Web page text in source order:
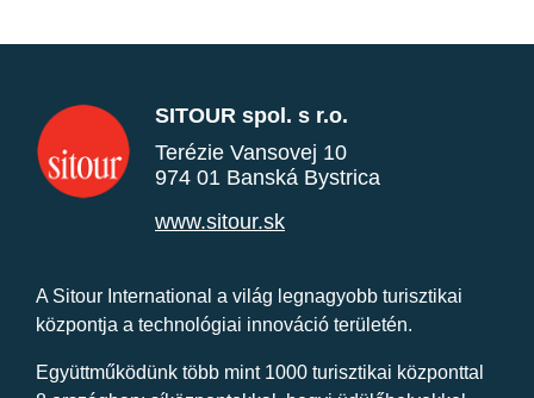
SITOUR spol. s r.o.
Terézie Vansovej 10
974 01 Banská Bystrica
www.sitour.sk
A Sitour International a világ legnagyobb turisztikai
központja a technológiai innováció területén.
Együttműködünk több mint 1000 turisztikai központtal